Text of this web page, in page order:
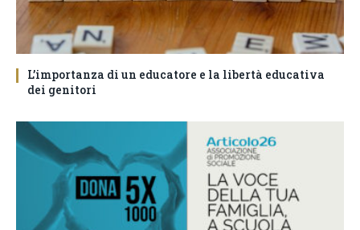
L’importanza di un educatore e la libertà educativa
dei genitori